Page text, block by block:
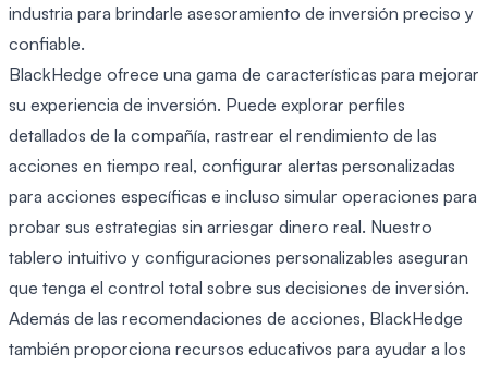
industria para brindarle asesoramiento de inversión preciso y
confiable.
BlackHedge ofrece una gama de características para mejorar
su experiencia de inversión. Puede explorar perfiles
detallados de la compañía, rastrear el rendimiento de las
acciones en tiempo real, configurar alertas personalizadas
para acciones específicas e incluso simular operaciones para
probar sus estrategias sin arriesgar dinero real. Nuestro
tablero intuitivo y configuraciones personalizables aseguran
que tenga el control total sobre sus decisiones de inversión.
Además de las recomendaciones de acciones, BlackHedge
también proporciona recursos educativos para ayudar a los